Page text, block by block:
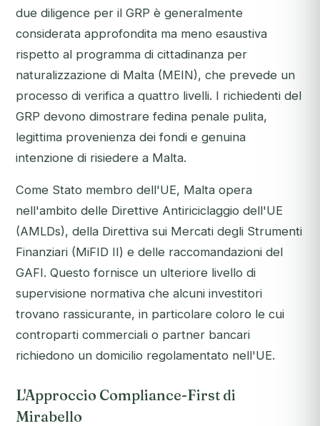
due diligence per il GRP è generalmente
considerata approfondita ma meno esaustiva
rispetto al programma di cittadinanza per
naturalizzazione di Malta (MEIN), che prevede un
processo di verifica a quattro livelli. I richiedenti del
GRP devono dimostrare fedina penale pulita,
legittima provenienza dei fondi e genuina
intenzione di risiedere a Malta.
Come Stato membro dell'UE, Malta opera
nell'ambito delle Direttive Antiriciclaggio dell'UE
(AMLDs), della Direttiva sui Mercati degli Strumenti
Finanziari (MiFID II) e delle raccomandazioni del
GAFI. Questo fornisce un ulteriore livello di
supervisione normativa che alcuni investitori
trovano rassicurante, in particolare coloro le cui
controparti commerciali o partner bancari
richiedono un domicilio regolamentato nell'UE.
L'Approccio Compliance-First di
Mirabello